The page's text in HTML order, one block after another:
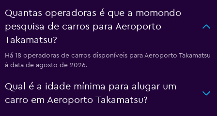
Quantas operadoras é que a momondo
pesquisa de carros para Aeroporto
Takamatsu?
Há 18 operadoras de carros disponíveis para Aeroporto Takamatsu
à data de agosto de 2026.
Qual é a idade mínima para alugar um
carro em Aeroporto Takamatsu?